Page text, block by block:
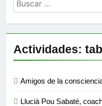
Actividades:
Amigos de la
Llucià Pou Sabaté,